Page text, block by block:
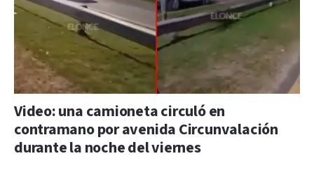
Video: una camioneta circuló en
contramano por avenida Circunvalación
durante la noche del viernes